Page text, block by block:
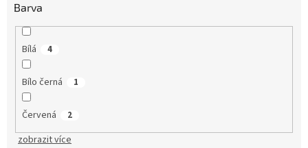
Barva
Bílá 4
Bílo černá 1
Červená 2
zobrazit více